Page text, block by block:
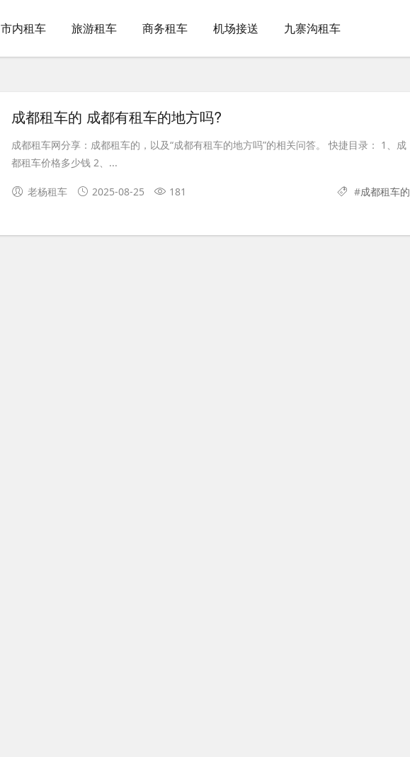
市内租车 旅游租车 商务租车 机场接送 九寨沟租车
成都租车的 成都有租车的地方吗?
成都租车网分享：成都租车的，以及“成都有租车的地方吗”的相关问答。 快捷目录： 1、成
都租车价格多少钱 2、...
老杨租车 2025-08-25 181 #成都租车的